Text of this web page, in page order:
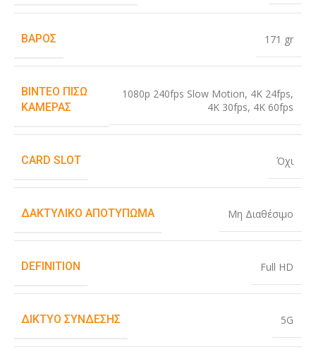
ΒΆΡΟΣ 171 gr
ΒΊΝΤΕΟ ΠΊΣΩ
ΚΆΜΕΡΑΣ
1080p 240fps Slow Motion, 4K 24fps,
4K 30fps, 4K 60fps
CARD SLOT Όχι
ΔΑΚΤΥΛΙΚΌ ΑΠΟΤΎΠΩΜΑ Μη Διαθέσιμο
DEFINITION Full HD
ΔΊΚΤΥΟ ΣΎΝΔΕΣΗΣ 5G